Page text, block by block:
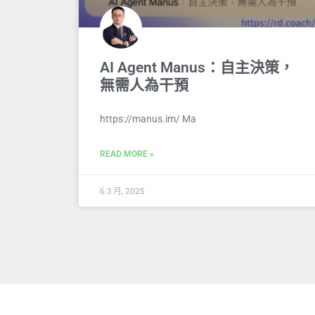
AI Agent Manus：自主決策，
無需人為干預
https://manus.im/ Ma
READ MORE »
6 3 月, 2025